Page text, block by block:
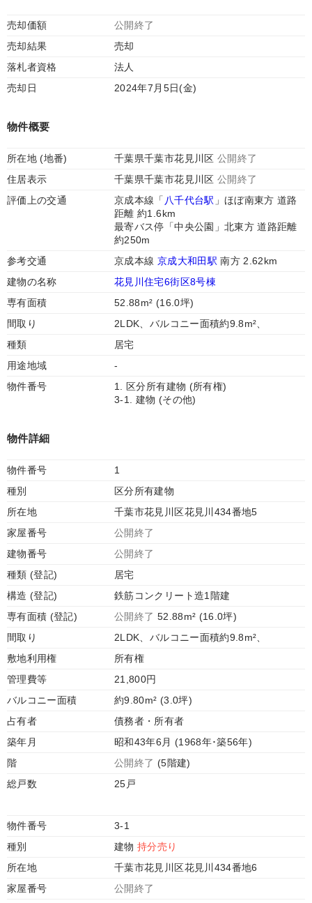
売却価額
公開終了
売却結果
売却
落札者資格
法人
売却日
2024年7月5日(金)
物件概要
所在地 (地番) 千葉県千葉市花見川区 公開終了
住居表示
千葉県千葉市花見川区 公開終了
評価上の交通
京成本線「 八千代台駅 」ほぼ南東方 道路
距離 約1.6km
最寄バス停「中央公園」北東方 道路距離
約250m
参考交通
京成本線 京成大和田駅 南方 2.62km
建物の名称
花見川住宅6街区8号棟
専有面積
52.88m² (16.0坪)
間取り
2LDK、バルコニー面積約9.8m²、
種類
居宅
用途地域
-
物件番号
1. 区分所有建物 (所有権)
3-1. 建物 (その他)
物件詳細
物件番号
1
種別
区分所有建物
所在地
千葉市花見川区花見川434番地5
家屋番号
公開終了
建物番号
公開終了
種類 (登記)
居宅
構造 (登記)
鉄筋コンクリート造1階建
専有面積 (登記)
公開終了 52.88m² (16.0坪)
間取り
2LDK、バルコニー面積約9.8m²、
敷地利用権
所有権
管理費等
21,800円
バルコニー面積
約9.80m² (3.0坪)
占有者
債務者・所有者
築年月
昭和43年6月 (1968年･築56年)
階
公開終了 (5階建)
総戸数
25戸
物件番号
3-1
種別
建物持分売り
所在地
千葉市花見川区花見川434番地6
家屋番号
公開終了